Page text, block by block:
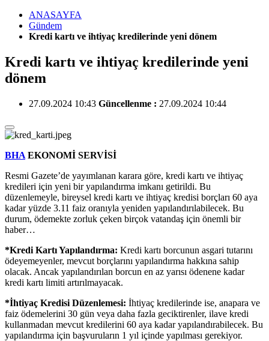
ANASAYFA
Gündem
Kredi kartı ve ihtiyaç kredilerinde yeni dönem
Kredi kartı ve ihtiyaç kredilerinde yeni
dönem
27.09.2024 10:43 Güncellenme : 27.09.2024 10:44
BHA EKONOMİ SERVİSİ
Resmi Gazete’de yayımlanan karara göre, kredi kartı ve ihtiyaç
kredileri için yeni bir yapılandırma imkanı getirildi. Bu
düzenlemeyle, bireysel kredi kartı ve ihtiyaç kredisi borçları 60 aya
kadar yüzde 3.11 faiz oranıyla yeniden yapılandırılabilecek. Bu
durum, ödemekte zorluk çeken birçok vatandaş için önemli bir
haber…
*Kredi Kartı Yapılandırma: Kredi kartı borcunun asgari tutarını
ödeyemeyenler, mevcut borçlarını yapılandırma hakkına sahip
olacak. Ancak yapılandırılan borcun en az yarısı ödenene kadar
kredi kartı limiti artırılmayacak.
*İhtiyaç Kredisi Düzenlemesi: İhtiyaç kredilerinde ise, anapara ve
faiz ödemelerini 30 gün veya daha fazla geciktirenler, ilave kredi
kullanmadan mevcut kredilerini 60 aya kadar yapılandırabilecek. Bu
yapılandırma için başvuruların 1 yıl içinde yapılması gerekiyor.